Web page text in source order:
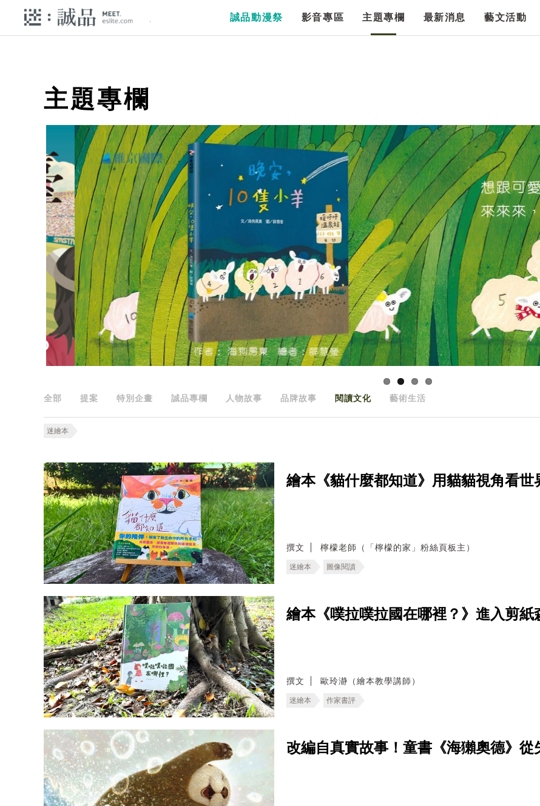
誠品動漫祭 影音專區 主題專欄 最新消息 藝文活動
主題專欄
全部 提案 特別企畫 誠品專欄 人物故事 品牌故事 閱讀文化 藝術生活
迷繪本
繪本《貓什麼都知道》用貓貓視角看世
撰文 檸檬老師（「檸檬的家」粉絲頁板主）
迷繪本 圖像閱讀
繪本《噗拉噗拉國在哪裡？》進入剪
撰文 歐玲瀞（繪本教學講師）
迷繪本 作家書評
改編自真實故事！童書《海獺奧德》